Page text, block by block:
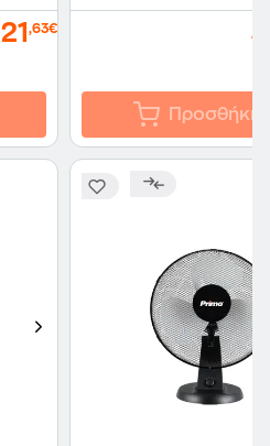
21 ,63€
Προσθήκη